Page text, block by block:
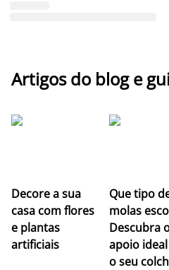
Artigos do blog e
Decore a sua
casa com flores
e plantas
artificiais
Que tipo
molas
Descubra
apoio
o seu